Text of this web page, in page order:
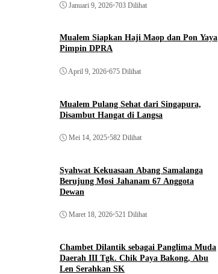
Januari 9, 2026•703 Dilihat
Mualem Siapkan Haji Maop dan Pon Yaya
Pimpin DPRA
April 9, 2026•675 Dilihat
Mualem Pulang Sehat dari Singapura,
Disambut Hangat di Langsa
Mei 14, 2025•582 Dilihat
Syahwat Kekuasaan Abang Samalanga
Berujung Mosi Jahanam 67 Anggota
Dewan
Maret 18, 2026•521 Dilihat
Chambet Dilantik sebagai Panglima Muda
Daerah III Tgk. Chik Paya Bakong, Abu
Len Serahkan SK